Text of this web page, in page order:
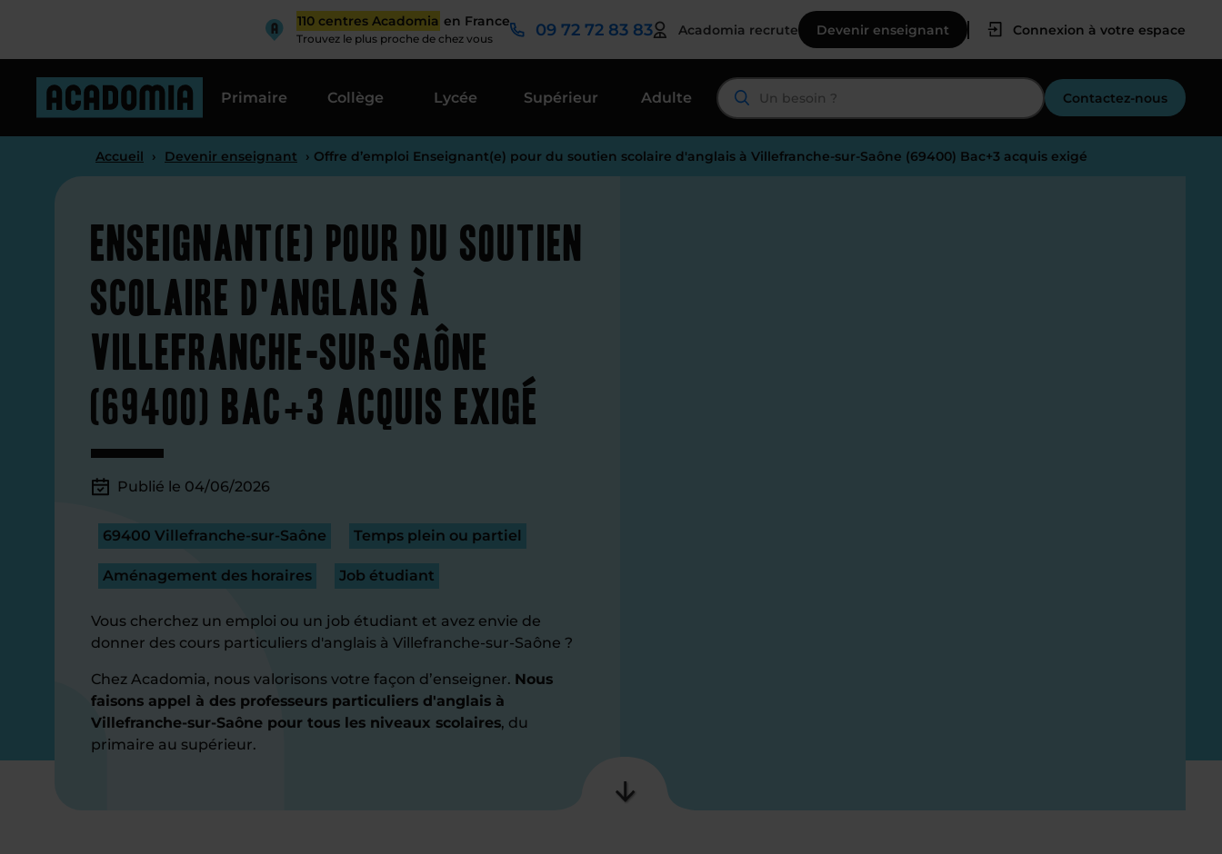
110 centres Acadomia en France
Trouvez le plus proche de chez vous 09 72 72 83 83 Acadomia recrute Devenir enseignant Connexion à votre espace
Primaire Collège Lycée Supérieur Adulte Contactez-nous
Accueil › Devenir enseignant › Offre d’emploi Enseignant(e) pour du soutien scolaire d'anglais à Villefranche-sur-Saône (69400) Bac+3 acquis exigé
Enseignant(e) pour du soutien
scolaire d'anglais à
Villefranche-sur-Saône
(69400) Bac+3 acquis exigé
Publié le 04/06/2026
69400 Villefranche-sur-Saône Temps plein ou partiel
Aménagement des horaires Job étudiant
Vous cherchez un emploi ou un job étudiant et avez envie de
donner des cours particuliers d'anglais à Villefranche-sur-Saône ?
Chez Acadomia, nous valorisons votre façon d’enseigner. Nous
faisons appel à des professeurs particuliers d'anglais à
Villefranche-sur-Saône pour tous les niveaux scolaires, du
primaire au supérieur.